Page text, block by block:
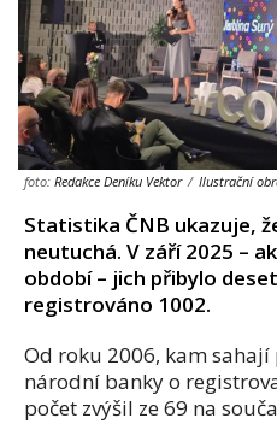
foto: Redakce Deníku Vektor / Ilustrační
Statistika ČNB ukazuje,
neutuchá. V září 2025 –
období – jich přibylo
registrováno 1002.
Od roku 2006, kam
národní banky o
počet zvýšil ze 69 na